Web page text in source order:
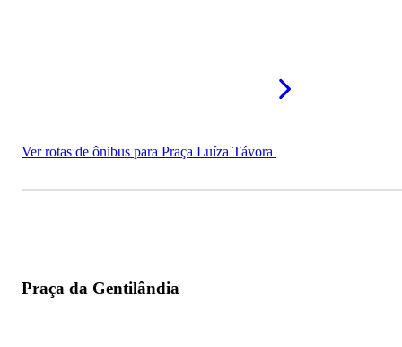
Ver rotas de ônibus para Praça Luíza Távora
Praça da Gentilândia